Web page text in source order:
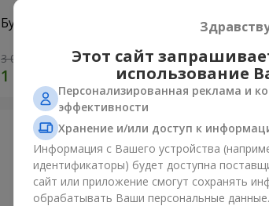
Букет "В День рождения, с любовью!"
3 014 грн Заказать
Этот сайт
использование
Персонализированная реклама и
эффективности
Хранение и/или доступ к
Информация с Вашего устройства
идентификаторы) будет доступна
сайт или приложение смогут сохранять
обрабатывать Ваши персональные данные.